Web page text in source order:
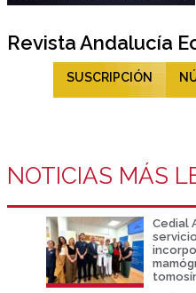
Revista Andalucía
SUSCRIPCIÓN
NOTICIAS MÁS
Cedial